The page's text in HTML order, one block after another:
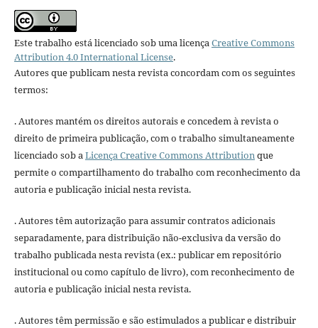
Este trabalho está licenciado sob uma licençaCreative Commons
Attribution 4.0 International License.
Autores que publicam nesta revista concordam com os seguintes
termos:
. Autores mantém os direitos autorais e concedem à revista o
direito de primeira publicação, com o trabalho simultaneamente
licenciado sob aLicença Creative Commons Attributionque
permite o compartilhamento do trabalho com reconhecimento da
autoria e publicação inicial nesta revista.
. Autores têm autorização para assumir contratos adicionais
separadamente, para distribuição não-exclusiva da versão do
trabalho publicada nesta revista (ex.: publicar em repositório
institucional ou como capítulo de livro), com reconhecimento de
autoria e publicação inicial nesta revista.
. Autores têm permissão e são estimulados a publicar e distribuir